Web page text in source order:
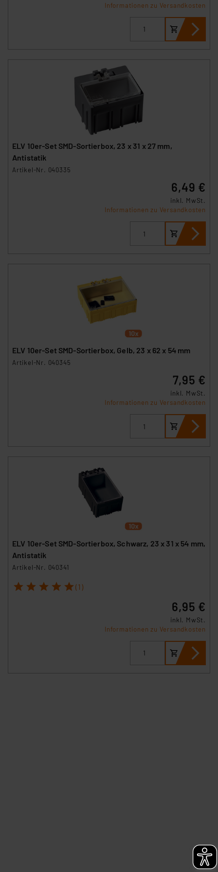
DatenschutzerklärungInformationen zu Versandkosten
ELV 10er-Set SMD-Sortierbox, 23 x 31 x 27 mm,
Antistatik
Artikel-Nr. 040335
6,49 €
inkl. MwSt.
Informationen zu Versandkosten
ELV 10er-Set SMD-Sortierbox, Gelb, 23 x 62 x 54 mm
Artikel-Nr. 040345
7,95 €
inkl. MwSt.
Informationen zu Versandkosten
ELV 10er-Set SMD-Sortierbox, Schwarz, 23 x 31 x 54 mm,
Antistatik
Artikel-Nr. 040341
1 2 3 4 5 (1)
6,95 €
inkl. MwSt.
Informationen zu Versandkosten